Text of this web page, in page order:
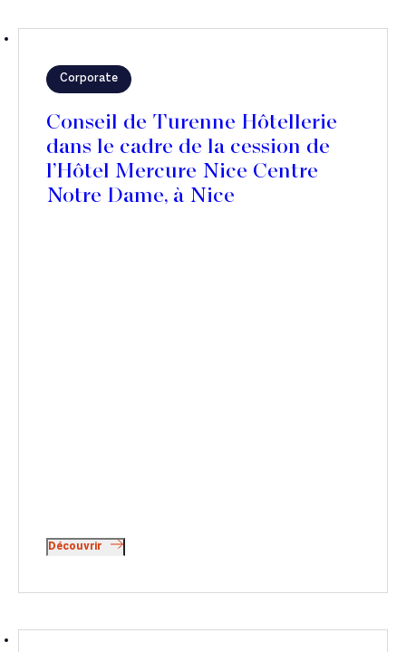
Corporate
Conseil de Turenne Hôtellerie
dans le cadre de la cession de
l’Hôtel Mercure Nice Centre
Notre Dame, à Nice
Découvrir